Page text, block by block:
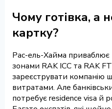
Чому готівка, а
картку?
Рас-ель-Хайма приваблює
зонами RAK ICC та RAK
зареєструвати компанію
витратами. Але
потребує residence visa й